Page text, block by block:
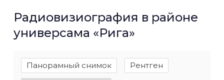
Радиовизиография в районе
универсама «Рига»
Панорамный снимок Рентген